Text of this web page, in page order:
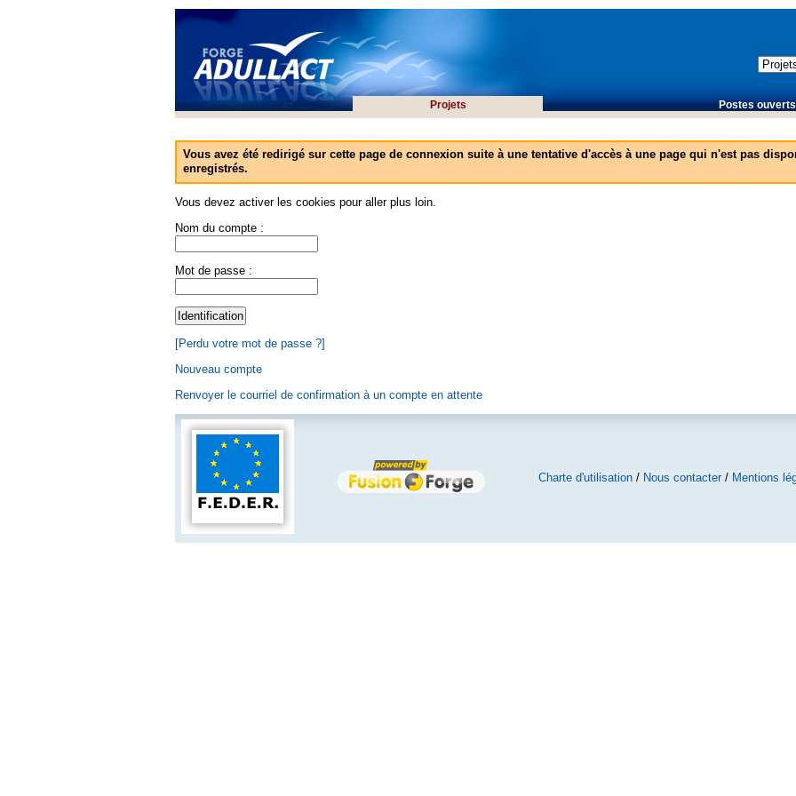
Projets Postes
Vous avez été redirigé sur cette page de connexion suite à une tentative d'accès à une page qui n'est pas
enregistrés.
Vous devez activer les cookies pour aller plus loin.
Nom du compte :
Mot de passe :
[Perdu votre mot de passe ?]
Nouveau compte
Renvoyer le courriel de confirmation à un compte en attente
Charte d'utilisation/ Nous contacter/ Mentions